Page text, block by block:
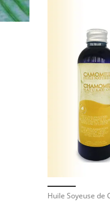
Huile Soyeuse de